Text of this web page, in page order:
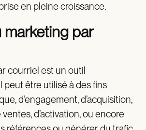
en pleine croissance.
marketing par
courriel est un outil
peut être utilisé à des fins
d’engagement, d’acquisition,
d’activation, ou encore